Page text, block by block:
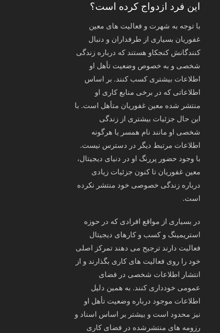
این فرد ازدواج کرده است؟
با توجه به شهرت و فعالیت‌ های معین
غفوریان بسیاری از طرفداران و دنبال‌
کنندگانش کنجکاو هستند که درباره زندگی
شخصی و به‌ خصوص وضعیت تأهل او
اطلاعات بیشتری کسب کنند. بر اساس
اطلاعاتی که در برخی منابع کاری او
منتشر شده معین غفوریان متأهل است. با
این حال جزئیات بیشتری از زندگی
شخصی او مانند نام همسر یا هرگونه
اطلاعات مرتبط دیگر در دسترس نیست.
با وجود حضور پررنگ او در دنیای دیجیتال،
معین غفوریان تا کنون جزئیات زیادی
درباره زندگی خصوصی خود منتشر نکرده
است.
در بسیاری از مواقع افرادی که در حوزه
استریمینگ و کسب‌ و کارهای دیجیتال
فعالیت دارند ترجیح می‌ دهند تمرکز اصلی
خود را روی فعالیت‌ های کاری بگذارند و از
انتشار اطلاعات شخصی در فضای
عمومی خودداری کنند. به همین دلیل
اطلاعات موجود درباره وضعیت تأهل او
نیز محدود است و بیشتر بر اساس اسناد و
رزومه‌ های منتشرشده در فضای کاری